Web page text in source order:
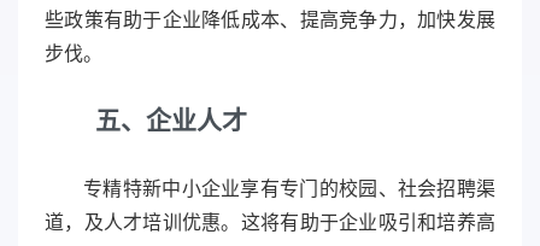
些政策有助于企业降低成本、提高竞争力，加快发展
步伐。
五、企业人才
专精特新中小企业享有专门的校园、社会招聘渠
道，及人才培训优惠。这将有助于企业吸引和培养高